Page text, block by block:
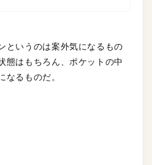
というのは案外気になるもの
態はもちろん、ポケットの中
なるものだ。